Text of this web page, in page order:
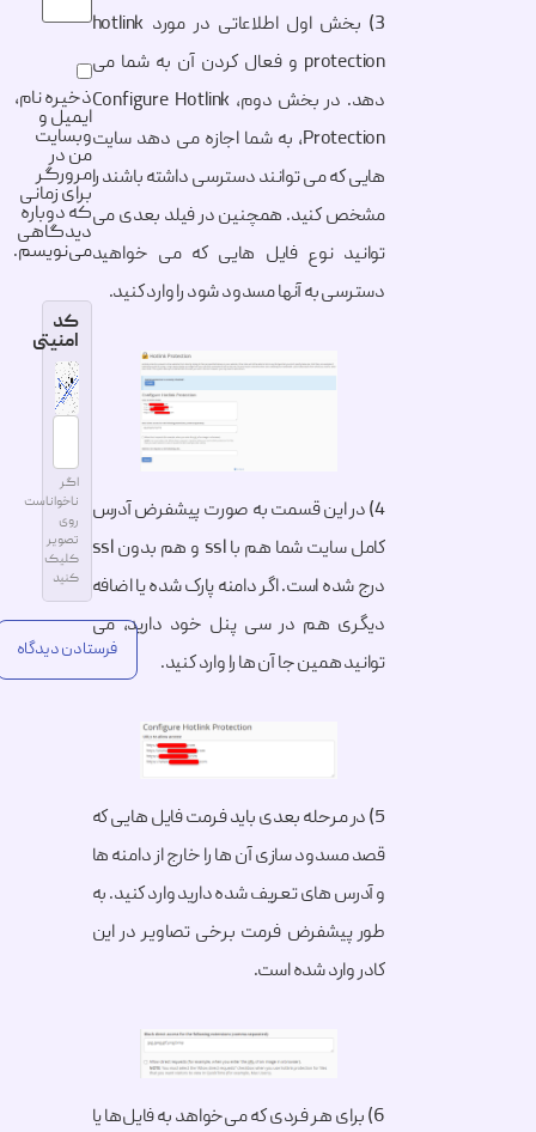
3) بخش اول اطلاعاتی در مورد hotlink
protection و فعال کردن آن به شما می
دهد. در بخش دوم، Configure Hotlink
Protection، به شما اجازه می دهد سایت
هایی که می توانند دسترسی داشته باشند را
مشخص کنید. همچنین در فیلد بعدی می
توانید نوع فایل هایی که می خواهید
دسترسی به آنها مسدود شود را وارد کنید.
4) در این قسمت به صورت پیشفرض آدرس
کامل سایت شما هم با ssl و هم بدون ssl
درج شده است. اگر دامنه پارک شده یا اضافه
دیگری هم در سی پنل خود دارید، می
توانید همین جا آن ها را وارد کنید.
5) در مرحله بعدی باید فرمت فایل هایی که
قصد مسدود سازی آن ها را خارج از دامنه ها
و آدرس های تعریف شده دارید وارد کنید. به
طور پیشفرض فرمت برخی تصاویر در این
کادر وارد شده است.
6) برای هر فردی که می‌خواهد به فایل‌ها یا
ذخیره نام،
ایمیل و
وبسایت
من در
مرورگر
برای زمانی
که دوباره
دیدگاهی
می‌نویسم.
امنیتی
ناخواناست
روی
تصویر
کنید